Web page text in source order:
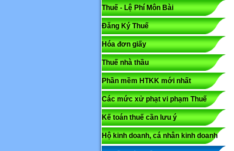
Thuế - Lệ Phí Môn Bài
Đăng Ký Thuế
Hóa đơn giấy
Thuế nhà thầu
Phần mềm HTKK mới nhất
Các mức xử phạt vi phạm Thuế
Kế toán thuế cần lưu ý
Hộ kinh doanh, cá nhân kinh doanh